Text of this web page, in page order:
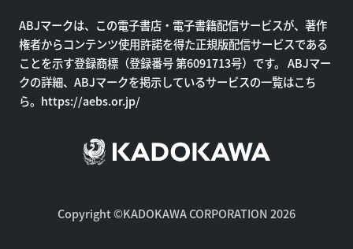
ABJマークは、この電子書店・電子書籍配信サービスが、著作
権者からコンテンツ使用許諾を得た正規版配信サービスである
ことを示す登録商標（登録番号 第6091713号）です。 ABJマー
クの詳細、ABJマークを掲示しているサービスの一覧はこち
ら。 https://aebs.or.jp/
Copyright ©KADOKAWA CORPORATION 2026